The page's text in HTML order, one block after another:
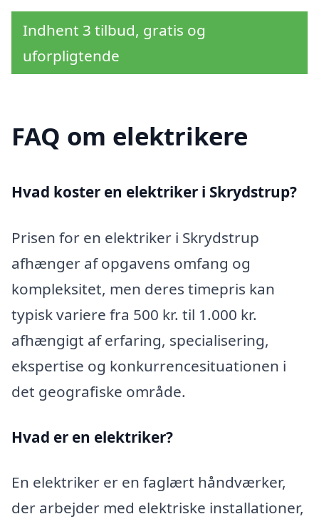
Indhent 3 tilbud, gratis og
uforpligtende
FAQ om elektrikere
Hvad koster en elektriker i Skrydstrup?
Prisen for en elektriker i Skrydstrup
afhænger af opgavens omfang og
kompleksitet, men deres timepris kan
typisk variere fra 500 kr. til 1.000 kr.
afhængigt af erfaring, specialisering,
ekspertise og konkurrencesituationen i
det geografiske område.
Hvad er en elektriker?
En elektriker er en faglært håndværker,
der arbejder med elektriske installationer,